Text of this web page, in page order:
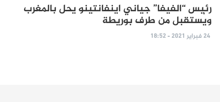
رئيس “الفيفا” جياني اينفانتينو يحل بالمغرب
ويُستقبل من طرف بوريطة
24 فبراير 2021 - 18:52